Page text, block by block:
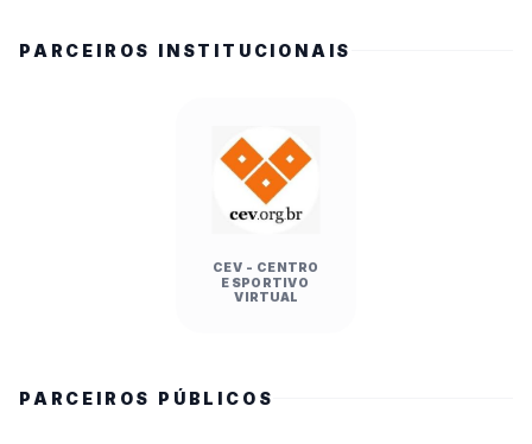
PARCEIROS INSTITUCIONAIS
CEV - CENTRO
ESPORTIVO
VIRTUAL
PARCEIROS PÚBLICOS